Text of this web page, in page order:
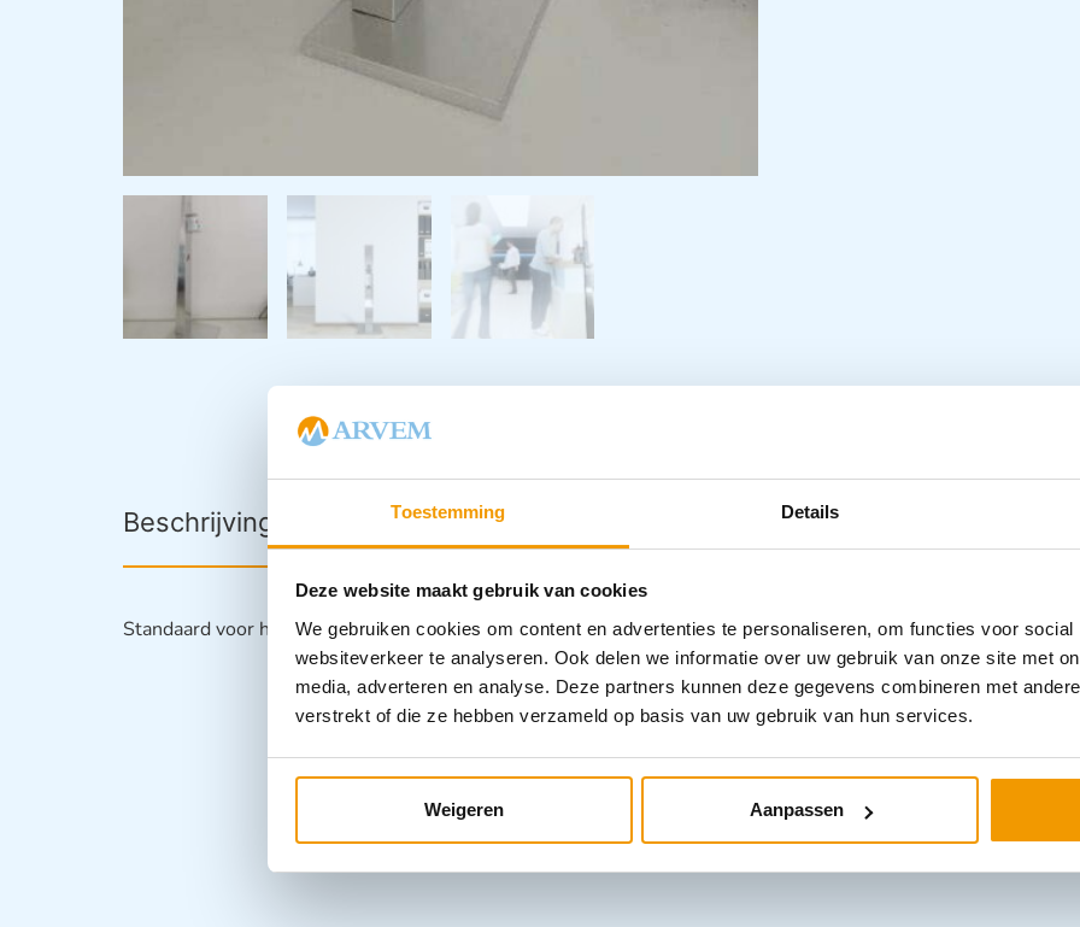
Toestemming Details
Deze website maakt gebruik van cookies
We gebruiken cookies om content en advertenties te personaliseren, om functies voor
websiteverkeer te analyseren. Ook delen we informatie over uw gebruik van onze site met
media, adverteren en analyse. Deze partners kunnen deze gegevens combineren met
verstrekt of die ze hebben verzameld op basis van uw gebruik van hun services.
Weigeren Aanpassen
Beschrijving Downloads
Standaard voor handdesinfectie / handzeep